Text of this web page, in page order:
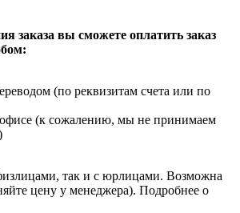
заказа вы сможете оплатить заказ
(по реквизитам счета или по
(к сожалению, мы не принимаем
так и с юрлицами. Возможна
цену у менеджера). Подробнее о